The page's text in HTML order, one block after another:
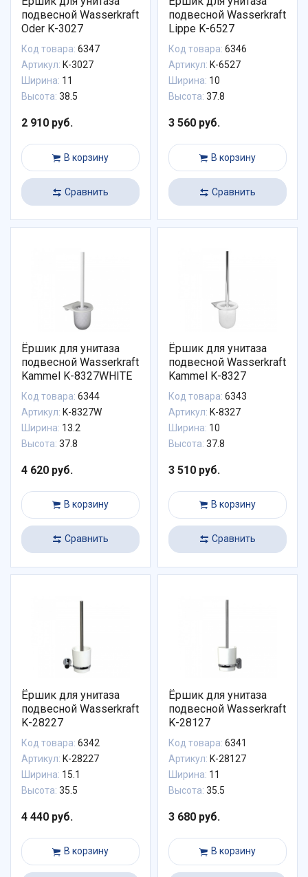
подвесной Wasserkraft
Oder K-3027
Код товара: 6347
Артикул: K-3027
Ширина: 11
Высота: 38.5
2 910 руб.
В корзину
Сравнить
подвесной Wasserkraft
Lippe K-6527
Код товара: 6346
Артикул: K-6527
Ширина: 10
Высота: 37.8
3 560 руб.
В корзину
Сравнить
Ёршик для унитаза
подвесной Wasserkraft
Kammel K-8327WHITE
Код товара: 6344
Артикул: K-8327W
Ширина: 13.2
Высота: 37.8
4 620 руб.
В корзину
Сравнить
Ёршик для унитаза
подвесной Wasserkraft
Kammel K-8327
Код товара: 6343
Артикул: K-8327
Ширина: 10
Высота: 37.8
3 510 руб.
В корзину
Сравнить
Ёршик для унитаза
подвесной Wasserkraft
K-28227
Код товара: 6342
Артикул: K-28227
Ширина: 15.1
Высота: 35.5
4 440 руб.
В корзину
Ёршик для унитаза
подвесной Wasserkraft
K-28127
Код товара: 6341
Артикул: K-28127
Ширина: 11
Высота: 35.5
3 680 руб.
В корзину